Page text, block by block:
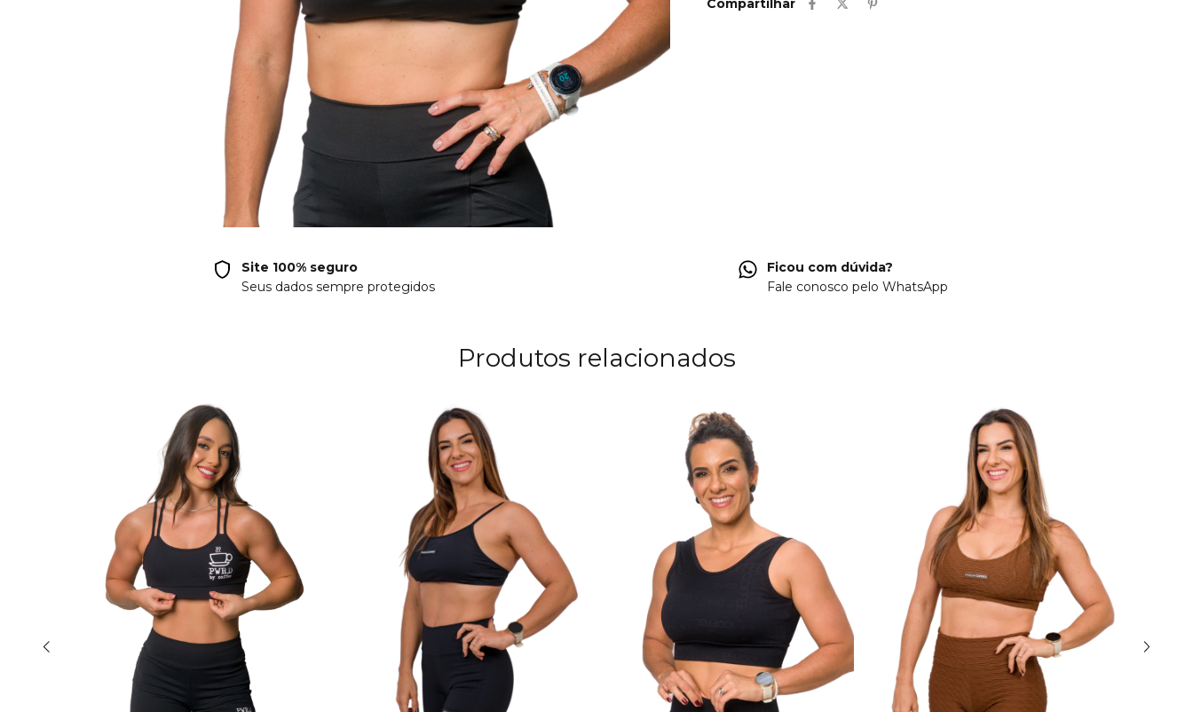
Compartilhar
Site 100% seguro
Seus dados sempre protegidos
Ficou com dúvida?
Fale conosco pelo WhatsApp
Produtos relacionados